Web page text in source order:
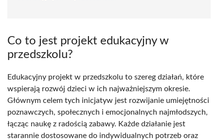
Co to jest projekt edukacyjny w
przedszkolu?
Edukacyjny projekt w przedszkolu to szereg działań, które
wspierają rozwój dzieci w ich najważniejszym okresie.
Głównym celem tych inicjatyw jest rozwijanie umiejętności
poznawczych, społecznych i emocjonalnych najmłodszych,
łącząc naukę z radością zabawy. Każde działanie jest
starannie dostosowane do indywidualnych potrzeb oraz